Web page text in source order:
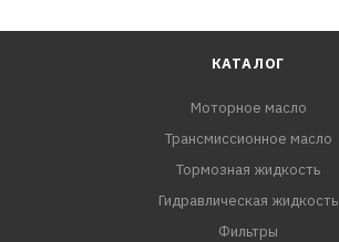
КАТАЛОГ
Моторное масло
Трансмиссионное масло
Тормозная жидкость
Гидравлическая жидкость
Фильтры